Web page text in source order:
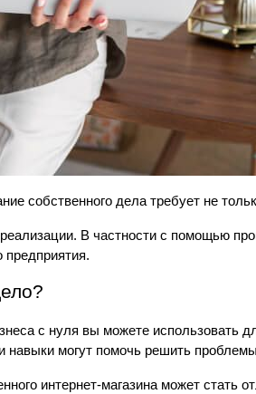
собственного дела требует не
В частности с помощью
предприятия.
с нуля вы можете использовать
навыки могут помочь решить
интернет-магазина может стать